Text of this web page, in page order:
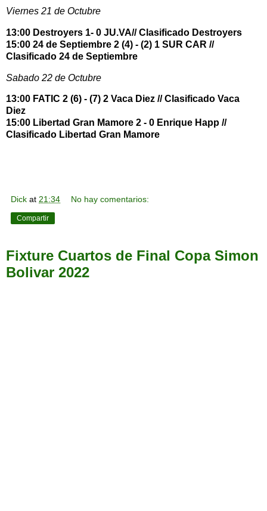
Viernes 21 de Octubre
13:00 Destroyers 1- 0 JU.VA// Clasificado Destroyers
15:00 24 de Septiembre 2 (4) - (2) 1 SUR CAR //
Clasificado 24 de Septiembre
Sabado 22 de Octubre
13:00 FATIC 2 (6) - (7) 2 Vaca Diez // Clasificado Vaca
Diez
15:00 Libertad Gran Mamore 2 - 0 Enrique Happ //
Clasificado Libertad Gran Mamore
Dick at 21:34 No hay comentarios:
Compartir
Fixture Cuartos de Final Copa Simon
Bolivar 2022